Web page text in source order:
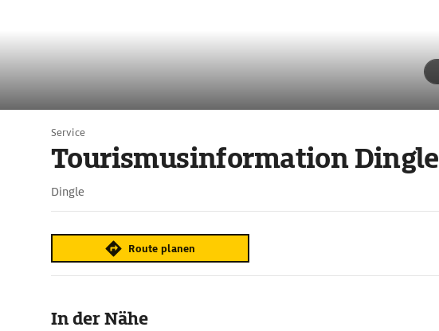
Service
Tourismusinformation Dingle
Dingle
Route planen
In der Nähe